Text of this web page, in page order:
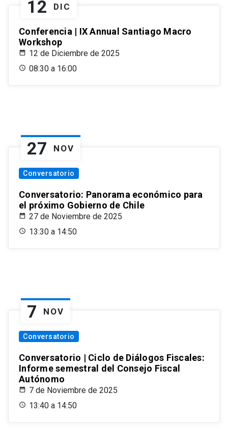
12 DIC
Conferencia | IX Annual Santiago Macro
Workshop
12 de Diciembre de 2025
08:30 a 16:00
27 NOV
Conversatorio
Conversatorio: Panorama económico para
el próximo Gobierno de Chile
27 de Noviembre de 2025
13:30 a 14:50
7 NOV
Conversatorio
Conversatorio | Ciclo de Diálogos Fiscales:
Informe semestral del Consejo Fiscal
Autónomo
7 de Noviembre de 2025
13:40 a 14:50